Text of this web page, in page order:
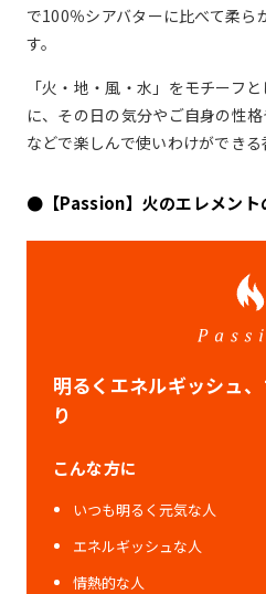
で100％シアバターに比べて柔ら
す。
「火・地・風・水」をモチーフ
に、その日の気分やご自身の性
などで楽しんで使いわけができる
●【Passion】火のエレメント
明るくエネルギッシュ
り
こんな方に
いつも明るく元気な人
エネルギッシュな人
情熱的な人